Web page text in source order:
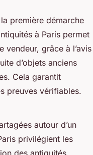
première démarche
à Paris permet
vendeur, grâce à l’avis
d’objets anciens
Cela garantit
preuves vérifiables.
autour d’un
privilégient les
des antiquités